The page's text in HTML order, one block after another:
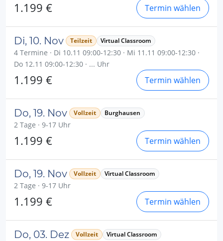
1.199 € Termin wählen
Di, 10. Nov Teilzeit Virtual Classroom
4 Termine · Di 10.11 09:00-12:30 · Mi 11.11 09:00-12:30 ·
Do 12.11 09:00-12:30 · ... Uhr
1.199 € Termin wählen
Do, 19. Nov Vollzeit Burghausen
2 Tage · 9-17 Uhr
1.199 € Termin wählen
Do, 19. Nov Vollzeit Virtual Classroom
2 Tage · 9-17 Uhr
1.199 € Termin wählen
Do, 03. Dez Vollzeit Virtual Classroom